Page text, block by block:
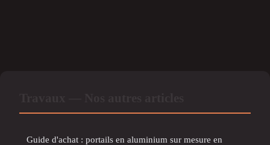
Guide d'achat : portails en aluminium sur mesure en